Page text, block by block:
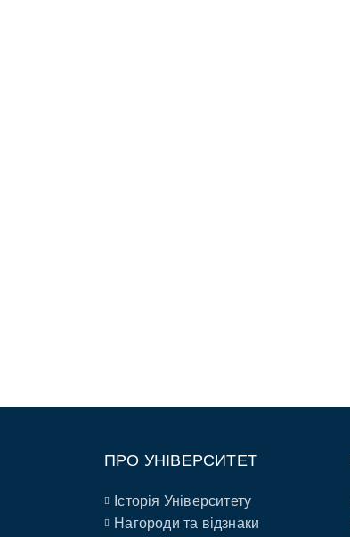
ПРО УНІВЕРСИТЕТ
Історія Університету
Нагороди та відзнаки